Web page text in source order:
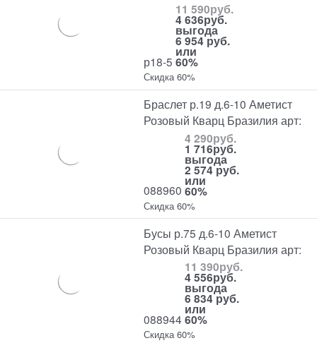
р18-5
11 590руб.
4 636руб.
выгода
6 954 руб.
или
60%
Скидка 60%
Браслет р.19 д.6-10 Аметист
Розовый Кварц Бразилия арт:
088960
4 290руб.
1 716руб.
выгода
2 574 руб.
или
60%
Скидка 60%
Бусы р.75 д.6-10 Аметист
Розовый Кварц Бразилия арт:
088944
11 390руб.
4 556руб.
выгода
6 834 руб.
или
60%
Скидка 60%